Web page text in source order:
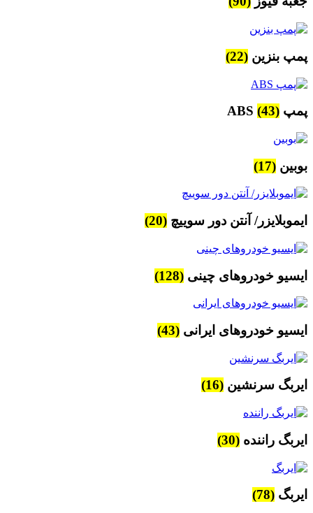
پمپ بنزین (22)
پمپ ABS (43)
بوبین (17)
ایموبلایزر/ آنتن دور سوییچ (20)
ایسیو خودروهای چینی (128)
ایسیو خودروهای ایرانی (43)
ایربگ سرنشین (16)
ایربگ راننده (30)
ایربگ (78)